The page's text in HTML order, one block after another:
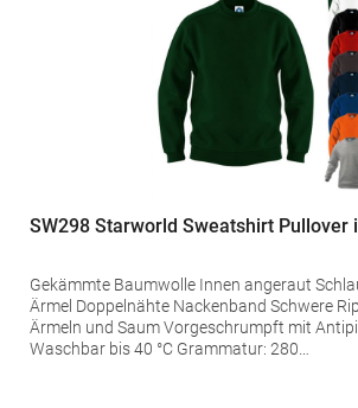
SW298 Starworld Sweatshirt Pullover
Gekämmte Baumwolle Innen angeraut Schlauchware Set-In-
Ärmel Doppelnähte Nackenband Schwere Ripp-Bündchen an
Ärmeln und Saum Vorgeschrumpft mit Antipilling-Ausstattung
Waschbar bis 40 °C Grammatur: 280
Polyester (Sports Grey: 70% Baumwolle /